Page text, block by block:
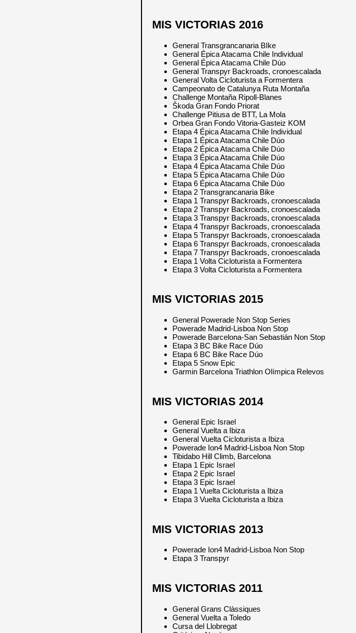
MIS VICTORIAS 2016
General Transgrancanaria BIke
General Épica Atacama Chile Individual
General Épica Atacama Chile Dúo
General Transpyr Backroads, cronoescalada
General Volta Cicloturista a Formentera
Campeonato de Catalunya Ruta Montaña
Challenge Montaña Ripoll-Blanes
Škoda Gran Fondo Priorat
Challenge Pitiusa de BTT, La Mola
Orbea Gran Fondo Vitoria-Gasteiz KOM
Etapa 4 Épica Atacama Chile Individual
Etapa 1 Épica Atacama Chile Dúo
Etapa 2 Épica Atacama Chile Dúo
Etapa 3 Épica Atacama Chile Dúo
Etapa 4 Épica Atacama Chile Dúo
Etapa 5 Épica Atacama Chile Dúo
Etapa 6 Épica Atacama Chile Dúo
Etapa 2 Transgrancanaria Bike
Etapa 1 Transpyr Backroads, cronoescalada
Etapa 2 Transpyr Backroads, cronoescalada
Etapa 3 Transpyr Backroads, cronoescalada
Etapa 4 Transpyr Backroads, cronoescalada
Etapa 5 Transpyr Backroads, cronoescalada
Etapa 6 Transpyr Backroads, cronoescalada
Etapa 7 Transpyr Backroads, cronoescalada
Etapa 1 Volta Cicloturista a Formentera
Etapa 3 Volta Cicloturista a Formentera
MIS VICTORIAS 2015
General Powerade Non Stop Series
Powerade Madrid-Lisboa Non Stop
Powerade Barcelona-San Sebastián Non Stop
Etapa 3 BC Bike Race Dúo
Etapa 6 BC Bike Race Dúo
Etapa 5 Snow Epic
Garmin Barcelona Triathlon Olímpica Relevos
MIS VICTORIAS 2014
General Epic Israel
General Vuelta a Ibiza
General Vuelta Cicloturista a Ibiza
Powerade Ion4 Madrid-Lisboa Non Stop
Tibidabo Hill Climb, Barcelona
Etapa 1 Epic Israel
Etapa 2 Epic Israel
Etapa 3 Epic Israel
Etapa 1 Vuelta Cicloturista a Ibiza
Etapa 3 Vuelta Cicloturista a Ibiza
MIS VICTORIAS 2013
Powerade Ion4 Madrid-Lisboa Non Stop
Etapa 3 Transpyr
MIS VICTORIAS 2011
General Grans Clàssiques
General Vuelta a Toledo
Cursa del Llobregat